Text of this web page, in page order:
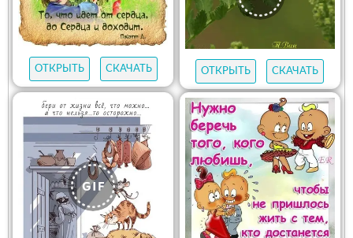
ОТКРЫТЬ СКАЧАТЬ ОТКРЫТЬ СКАЧАТЬ